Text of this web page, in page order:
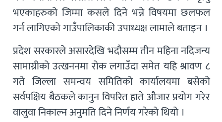
भएकाहरुको जिम्मा कसले दिने भन्ने विषयमा छलफल
गर्न लागिएको गाउँपालिकाकी उपाध्यक्ष लामाले बताइन ।
प्रदेश सरकारले असारदेखि भदौसम्म तीन महिना नदिजन्य
सामाग्रीको उत्खननमा रोक लगाउँदा समेत यहि श्रावण ८
गते जिल्ला समन्वय समितिको कार्यालयमा बसेको
सर्वपक्षिय बैठकले कानुन विपरित हाते औजार प्रयोग गरेर
वालुवा निकाल्न अनुमति दिने निर्णय गरेको थियो ।